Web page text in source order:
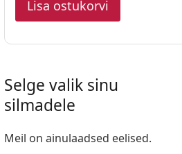
Lisa ostukorvi
Selge valik sinu
silmadele
Meil on ainulaadsed eelised.